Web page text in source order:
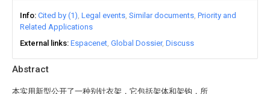
Abstract
本实用新型公开了一种别针衣架，它包括架体和架钩，所
Info Cited by (1) Legal events Similar documents Priority and
Related Applications
External links Espacenet Global Dossier Discuss